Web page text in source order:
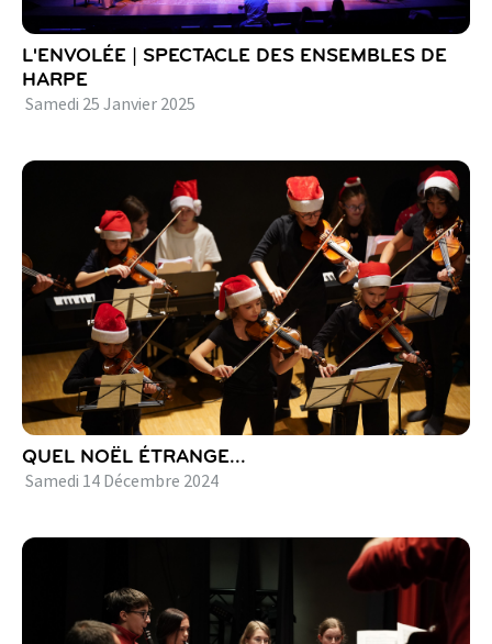
L'ENVOLÉE | SPECTACLE DES ENSEMBLES DE
HARPE
Samedi 25 Janvier 2025
QUEL NOËL ÉTRANGE...
Samedi 14 Décembre 2024